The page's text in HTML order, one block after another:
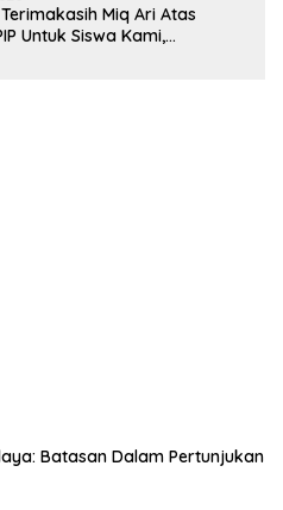
Untuk Siswa Kami,
Batasan Dalam Pertunjukan